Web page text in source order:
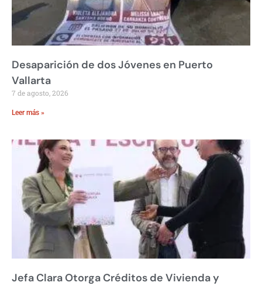
Desaparición de dos Jóvenes en Puerto
Vallarta
7 de agosto, 2026
Leer más »
Jefa Clara Otorga Créditos de Vivienda y